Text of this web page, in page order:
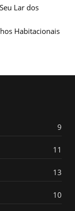
Lar dos
Habitacionais
9
11
13
10